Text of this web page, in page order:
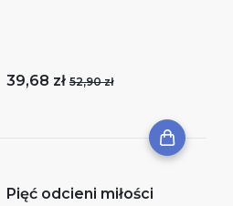
39,68 zł 52,90 zł
Pięć odcieni miłości